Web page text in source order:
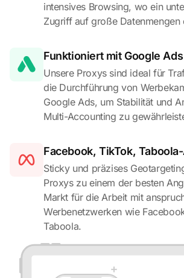
intensives Browsing, wo ein
Zugriff auf große Datenmengen
Funktioniert mit Google Ads
Unsere Proxys sind ideal für
die Durchführung von
Google Ads, um Stabilität und
Multi-Accounting zu
Facebook, TikTok,
Sticky und präzises
Proxys zu einem der besten
Markt für die Arbeit mit
Werbenetzwerken wie
Taboola.